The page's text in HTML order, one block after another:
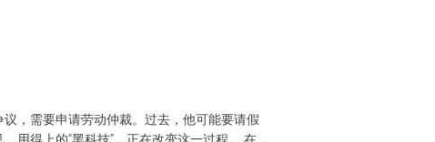
，需要申请劳动仲裁。过去，他可能要请假